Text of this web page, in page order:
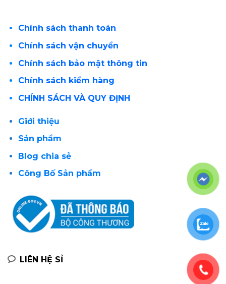
Chính sách thanh toán
Chính sách vận chuyển
Chính sách bảo mật thông tin
Chính sách kiểm hàng
CHÍNH SÁCH VÀ QUY ĐỊNH
Giới thiệu
Sản phẩm
Blog chia sẻ
Công Bố Sản phẩm
LIÊN HỆ SỈ